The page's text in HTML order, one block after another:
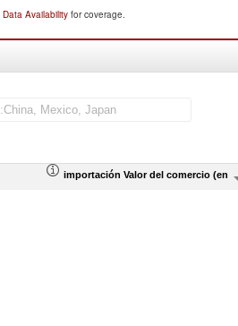
Data Availability for coverage.
importación Valor del comercio (en